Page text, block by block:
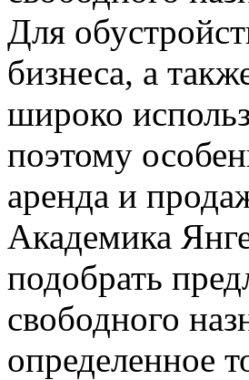
Для
бизнеса, а
широко
поэтому
аренда и
Академика
подобрать
свободного
определенное